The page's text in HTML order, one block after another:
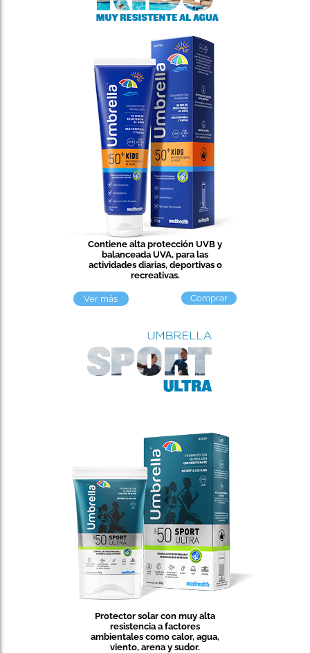
Contiene alta protección UVB y
balanceada UVA, para las
actividades diarias, deportivas o
recreativas.​
Ver más Comprar
Protector solar con muy alta
resistencia a factores
ambientales como calor, agua,
viento, arena y sudor.